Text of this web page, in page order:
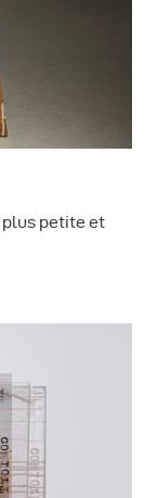
petite et